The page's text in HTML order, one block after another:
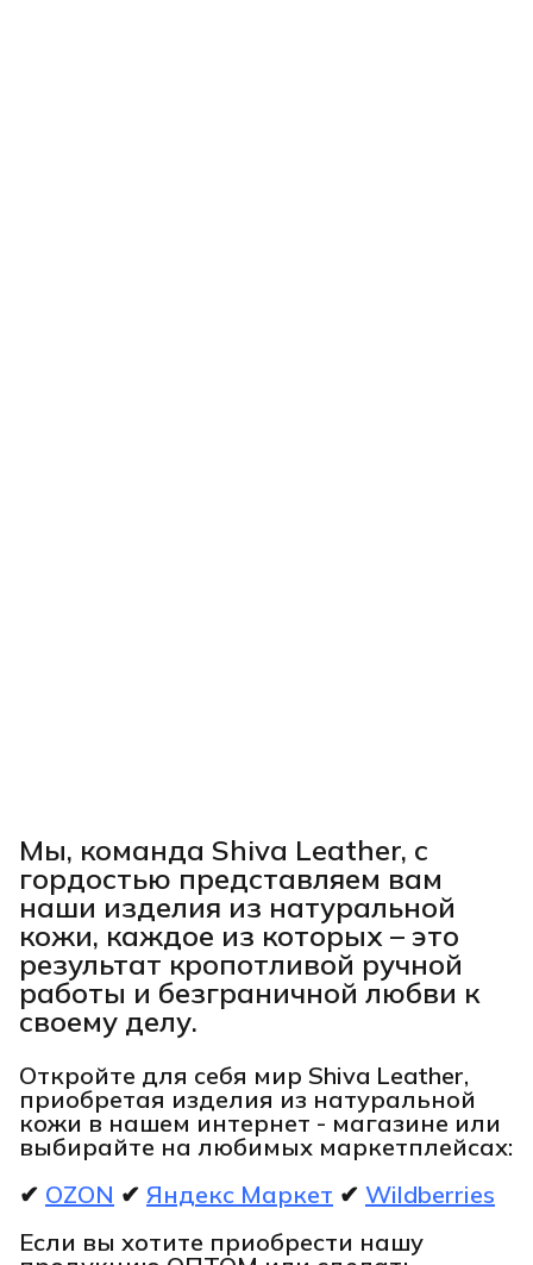
Мы, команда Shiva Leather, с
гордостью представляем вам
наши изделия из натуральной
кожи, каждое из которых – это
результат кропотливой ручной
работы и безграничной любви к
своему делу.
Откройте для себя мир Shiva Leather,
приобретая изделия из натуральной
кожи в нашем интернет - магазине или
выбирайте на любимых маркетплейсах:
✔ OZON ✔ Яндекс Маркет ✔ Wildberries
Если вы хотите приобрести нашу